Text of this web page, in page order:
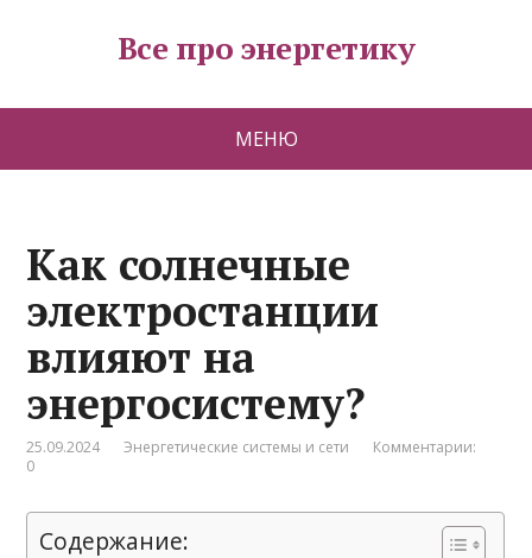
Все про энергетику
МЕНЮ
Как солнечные
электростанции
влияют на
энергосистему?
25.09.2024 Энергетические системы и сети
Комментарии:
0
Содержание: